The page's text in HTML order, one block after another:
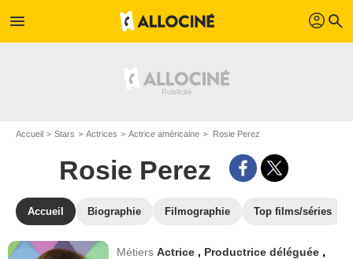
menu profil search
Accueil Stars Actrices Actrice américaine Rosie Perez
Rosie Perez
Accueil Biographie Filmographie Top films/séries
MétiersActrice , Productrice déléguée ,